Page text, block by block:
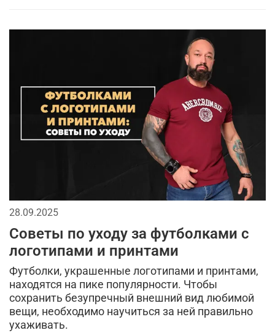
жилеты сухпаек
мужскаая мода 2026
аксессуары для мужчин тактические перчатки
джинсы кепки бейсболки спорт
мода в стиле милитари
мужская футболка брюки
длинная куртка
тренды в мужской одежде
кэжуал или уличный милитари
камуфляж в одежде тактическая одежда
камуфляжная куртка
28.09.2025
Советы по уходу за футболками с
логотипами и принтами
Футболки, украшенные логотипами и принтами,
находятся на пике популярности. Чтобы
сохранить безупречный внешний вид любимой
вещи, необходимо научиться за ней правильно
ухаживать.